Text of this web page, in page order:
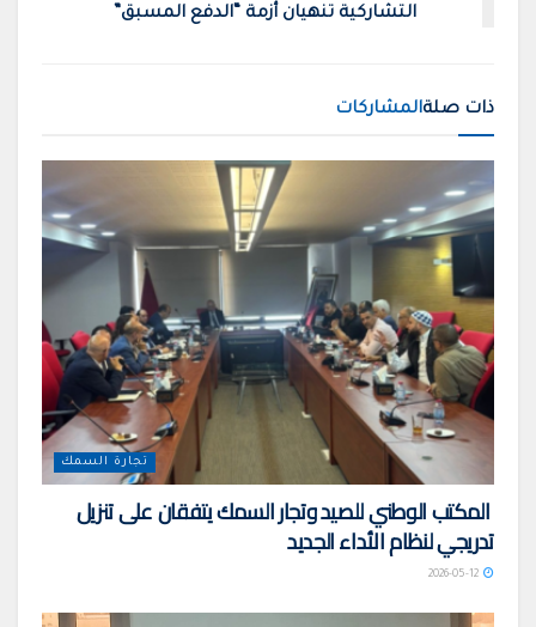
التشاركية تنهيان أزمة “الدفع المسبق”
ذات صلةالمشاركات
تجارة السمك
المكتب الوطني للصيد وتجار السمك يتفقان على تنزيل
تدريجي لنظام الأداء الجديد